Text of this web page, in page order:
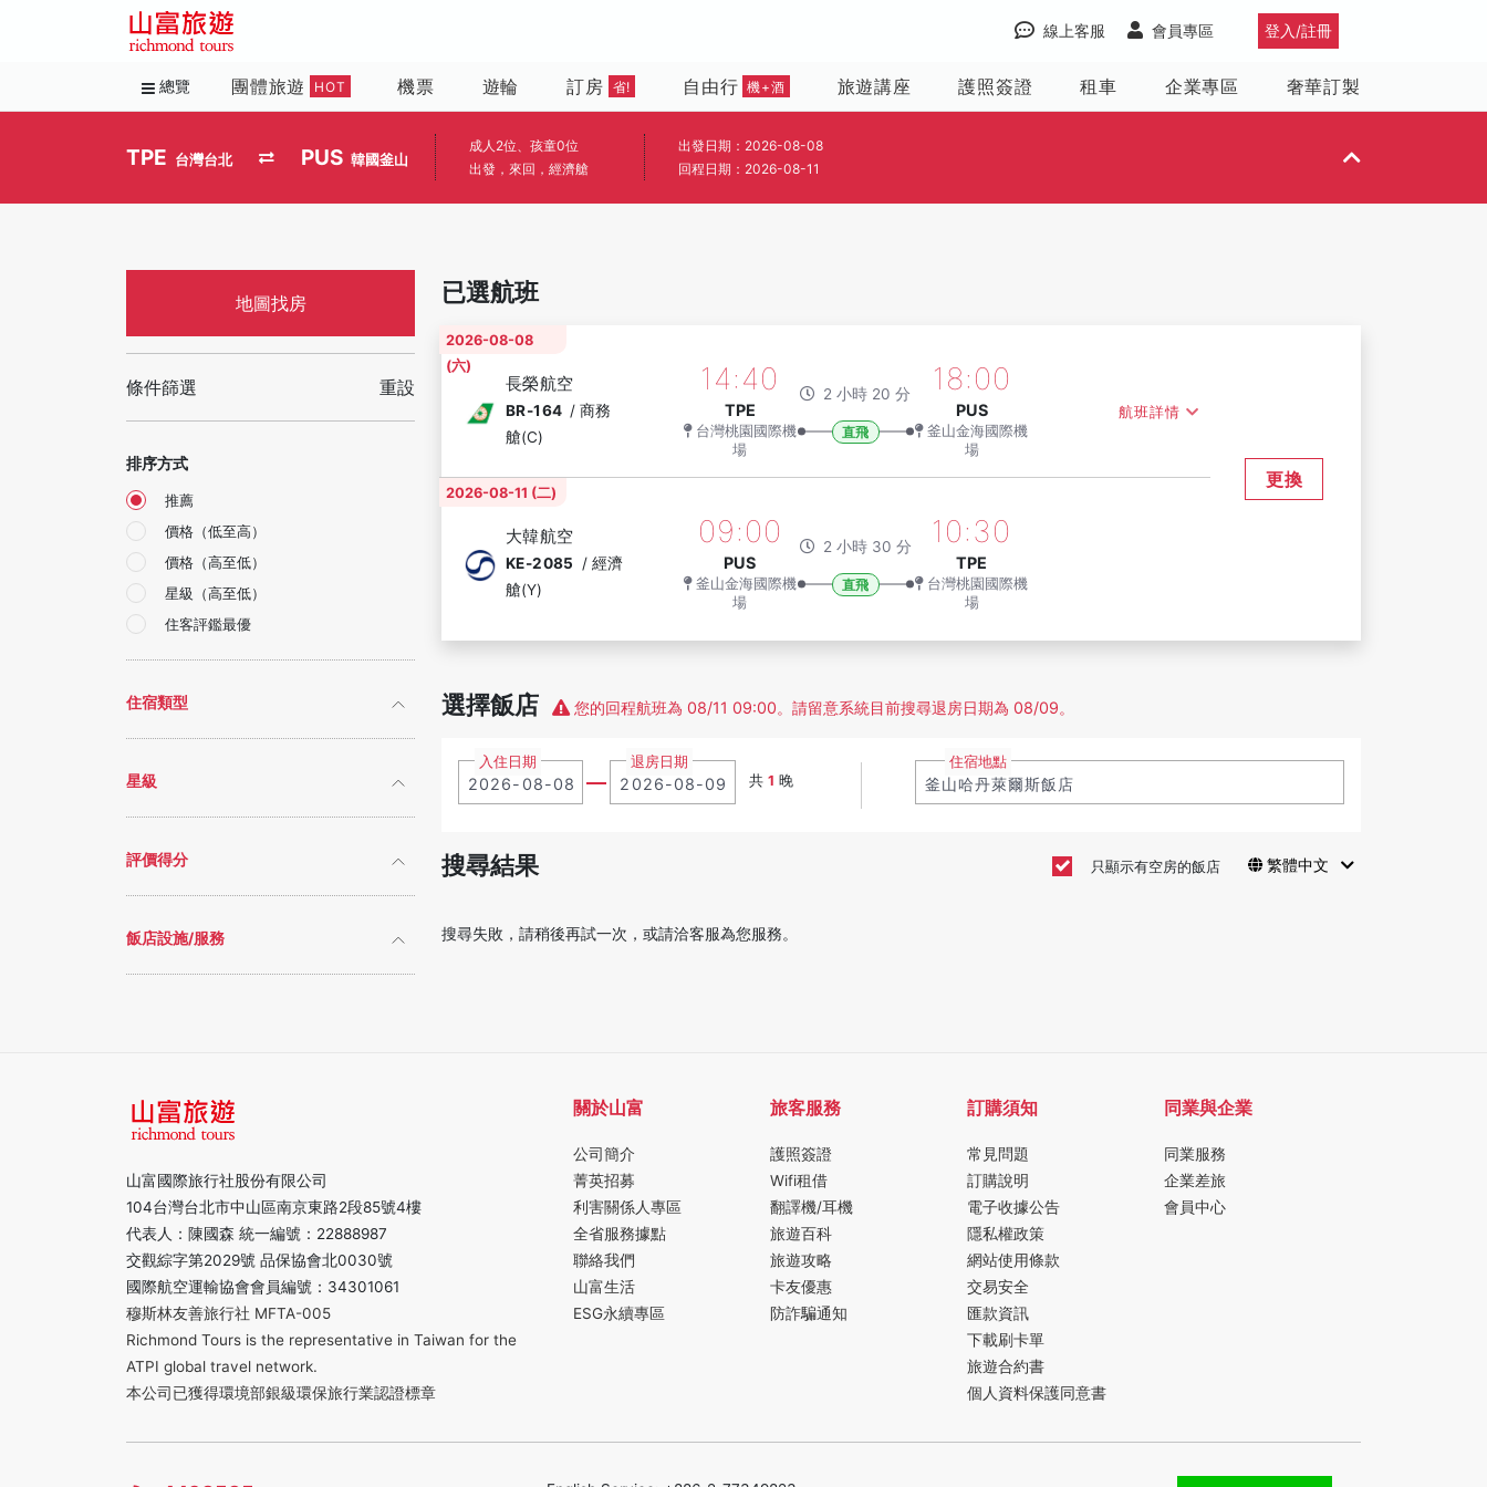
登入/註冊
會員專區
線上客服
總覽 團體旅遊 HOT 機票 遊輪 訂房 省! 自由行 機+酒 旅遊講座 護照簽證 租車 企業專區 奢華訂製
TPE 台灣台北 PUS 韓國釜山
成人2位、孩童0位
出發，來回，經濟艙
出發日期：2026-08-08
回程日期：2026-08-11
地圖找房
條件篩選 重設
排序方式
推薦
價格（低至高）
價格（高至低）
星級（高至低）
住客評鑑最優
住宿類型
星級
評價得分
飯店設施/服務
已選航班
2026-08-08
(六)
長榮航空
BR-164 /商務
艙(C)
14:40
TPE
台灣桃園國際機
場
2 小時 20 分
直飛
18:00
PUS
釜山金海國際機
場
航班詳情
2026-08-11 (二)
大韓航空
KE-2085 / 經濟
艙(Y)
09:00
PUS
釜山金海國際機
場
2 小時 30 分
直飛
10:30
TPE
台灣桃園國際機
場
更換
選擇飯店 您的回程航班為 08/11 09:00。請留意系統目前搜尋退房日期為 08/09。
入住日期
退房日期
共 1 晚
住宿地點
搜尋結果 只顯示有空房的飯店 繁體中文
搜尋失敗，請稍後再試一次，或請洽客服為您服務。
山富國際旅行社股份有限公司
104台灣台北市中山區南京東路2段85號4樓
代表人：陳國森 統一編號：22888987
交觀綜字第2029號 品保協會北0030號
國際航空運輸協會會員編號：34301061
穆斯林友善旅行社 MFTA-005
Richmond Tours is the representative in Taiwan for the
ATPI global travel network.
本公司已獲得環境部銀級環保旅行業認證標章
關於山富
公司簡介
菁英招募
利害關係人專區
全省服務據點
聯絡我們
山富生活
ESG永續專區
旅客服務
護照簽證
Wifi租借
翻譯機/耳機
旅遊百科
旅遊攻略
卡友優惠
防詐騙通知
訂購須知
常見問題
訂購說明
電子收據公告
隱私權政策
網站使用條款
交易安全
匯款資訊
下載刷卡單
旅遊合約書
個人資料保護同意書
同業與企業
同業服務
企業差旅
會員中心